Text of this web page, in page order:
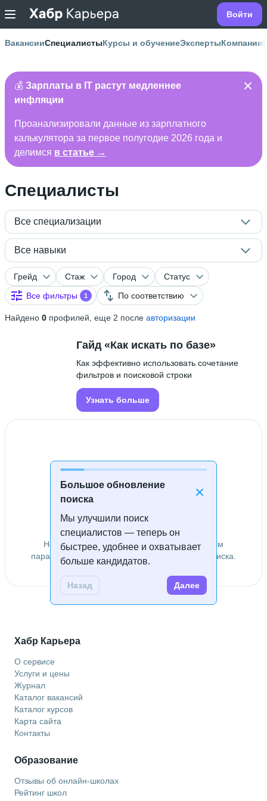
Войти
ВакансииСпециалистыКурсы и обучениеЭкспертыКомпании
💰 Зарплаты в IT растут медленнее
инфляции
Проанализировали данные из зарплатного
калькулятора за первое полугодие 2026 года и
делимся в статье →
Специалисты
Все специализации
Все навыки
Грейд Стаж Город
Статус
Все фильтры
1 По соответствию
Найдено 0 профилей, еще 2 после авторизации
Большое обновление
поиска
Мы улучшили поиск
специалистов — теперь он
быстрее, удобнее и охватывает
больше кандидатов.
Назад Далее
Гайд «Как искать по базе»
Как эффективно использовать сочетание
фильтров и поисковой строки
Узнать больше
Специалисты не найдены
Не удалось найти специалистов по заданным
параметрам. Попробуйте изменить условия поиска.
Хабр Карьера
О сервисе
Услуги и цены
Журнал
Каталог вакансий
Каталог курсов
Карта сайта
Контакты
Образование
Отзывы об онлайн-школах
Рейтинг школ